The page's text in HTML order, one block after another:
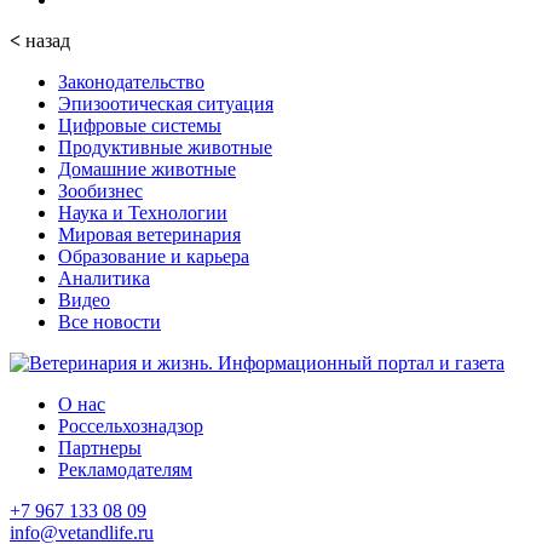
< назад
Законодательство
Эпизоотическая ситуация
Цифровые системы
Продуктивные животные
Домашние животные
Зообизнес
Наука и Технологии
Мировая ветеринария
Образование и карьера
Аналитика
Видео
Все новости
О нас
Россельхознадзор
Партнеры
Рекламодателям
+7 967 133 08 09
info@vetandlife.ru